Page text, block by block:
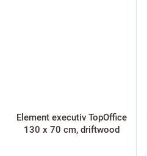
Element executiv TopOffice
130 x 70 cm, driftwood